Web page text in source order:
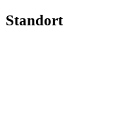
Standort